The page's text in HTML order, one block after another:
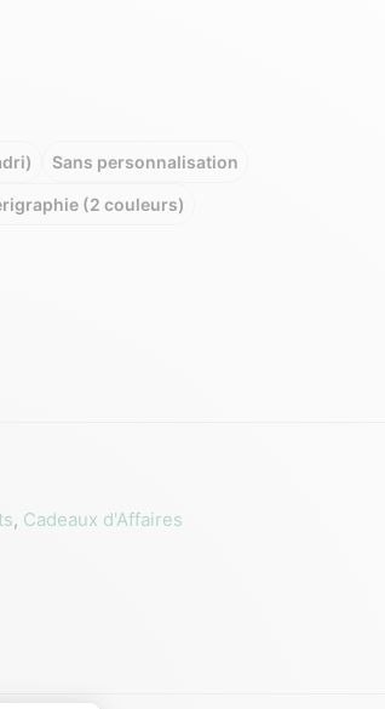
Sans personnalisation
(2 couleurs)
, Cadeaux d'Affaires